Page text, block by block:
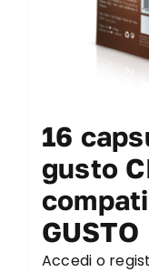
16
gusto
GUSTO
Accedi o